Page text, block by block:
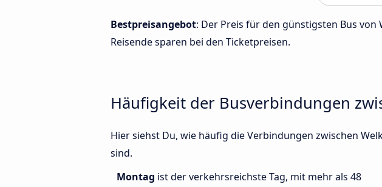
Bestpreisangebot: Der Preis für den günstigsten Bus
Reisende sparen bei den Ticketpreisen.
Häufigkeit der Busverbindungen
Hier siehst Du, wie häufig die Verbindungen zwischen
sind.
Montag ist der verkehrsreichste Tag, mit mehr als 48